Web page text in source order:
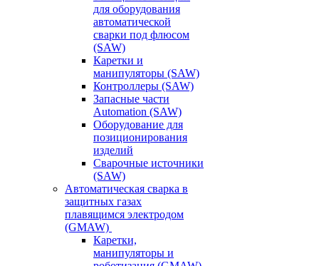
для оборудования
автоматической
сварки под флюсом
(SAW)
Каретки и
манипуляторы (SAW)
Контроллеры (SAW)
Запасные части
Automation (SAW)
Оборудование для
позиционирования
изделий
Сварочные источники
(SAW)
Автоматическая сварка в
защитных газах
плавящимся электродом
(GMAW)
Каретки,
манипуляторы и